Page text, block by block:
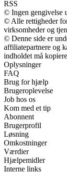
RSS
© Ingen gengivelse
© Alle rettigheder
virksomheder og
© Denne side er
affiliatepartnere og
indholdet må
Oplysninger
FAQ
Brug for hjælp
Brugeroplevelse
Job hos os
Kom med et tip
Abonnent
Brugerprofil
Løsning
Omkostninger
Værdier
Hjælpemidler
Interne links